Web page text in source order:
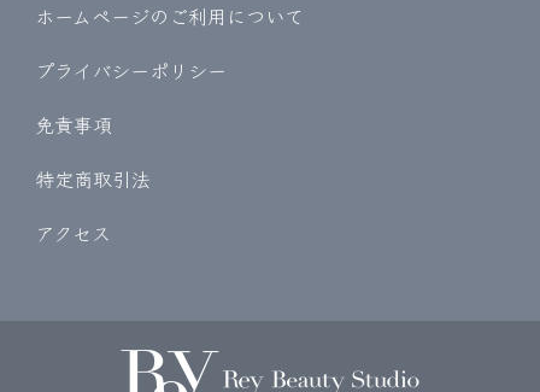
ホームページのご利用について
プライバシーポリシー
免責事項
特定商取引法
アクセス